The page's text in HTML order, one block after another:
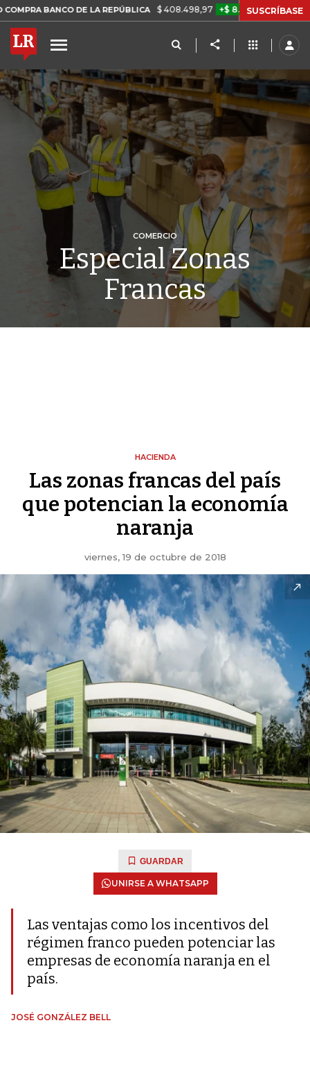
DE LA REPÚBLICA $ 408.498,97 +$ 8.753,81 +2,19% TASA
SUSCRÍBASE
COMERCIO
Especial Zonas
Francas
HACIENDA
Las zonas francas del país
que potencian la economía
naranja
viernes, 19 de octubre de 2018
GUARDAR
UNIRSE A WHATSAPP
Las ventajas como los incentivos del
régimen franco pueden potenciar las
empresas de economía naranja en el
país.
JOSÉ GONZÁLEZ BELL